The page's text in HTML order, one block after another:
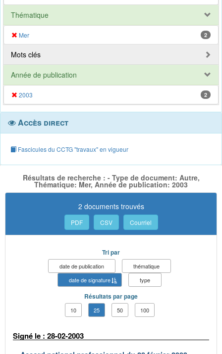
Thématique
Mer 2
Mots clés
Année de publication
2003 2
Accès direct
Fascicules du CCTG "travaux" en vigueur
Résultats de recherche : - Type de document: Autre,
Thématique: Mer, Année de publication: 2003
2 documents trouvés
PDF CSV Courriel
Tri par
date de publication
thématique
date de signature
type
Résultats par page
10 25 50 100
Signé le : 28-02-2003